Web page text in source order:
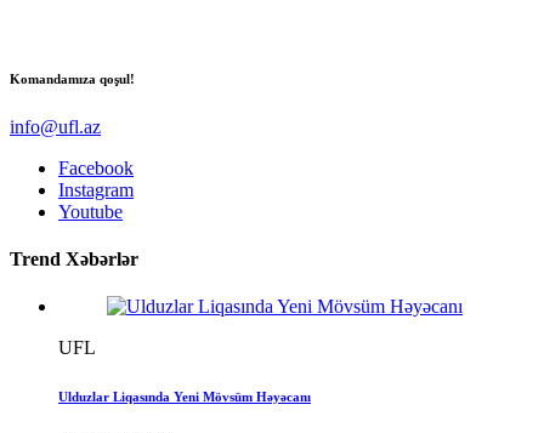
Komandamıza qoşul!
info@ufl.az
Facebook
Instagram
Youtube
Trend Xəbərlər
UFL
Ulduzlar Liqasında Yeni Mövsüm Həyəcanı